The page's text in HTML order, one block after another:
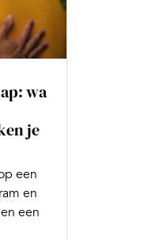
wa
je
een
en
een